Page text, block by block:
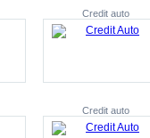
Credit auto
Credit auto